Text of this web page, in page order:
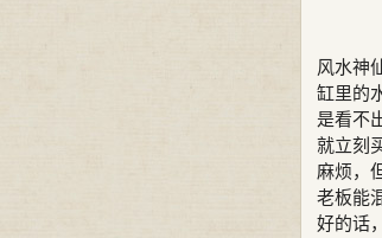
风水神
缸里的
是看不
就立刻
麻烦，
老板能
好的话